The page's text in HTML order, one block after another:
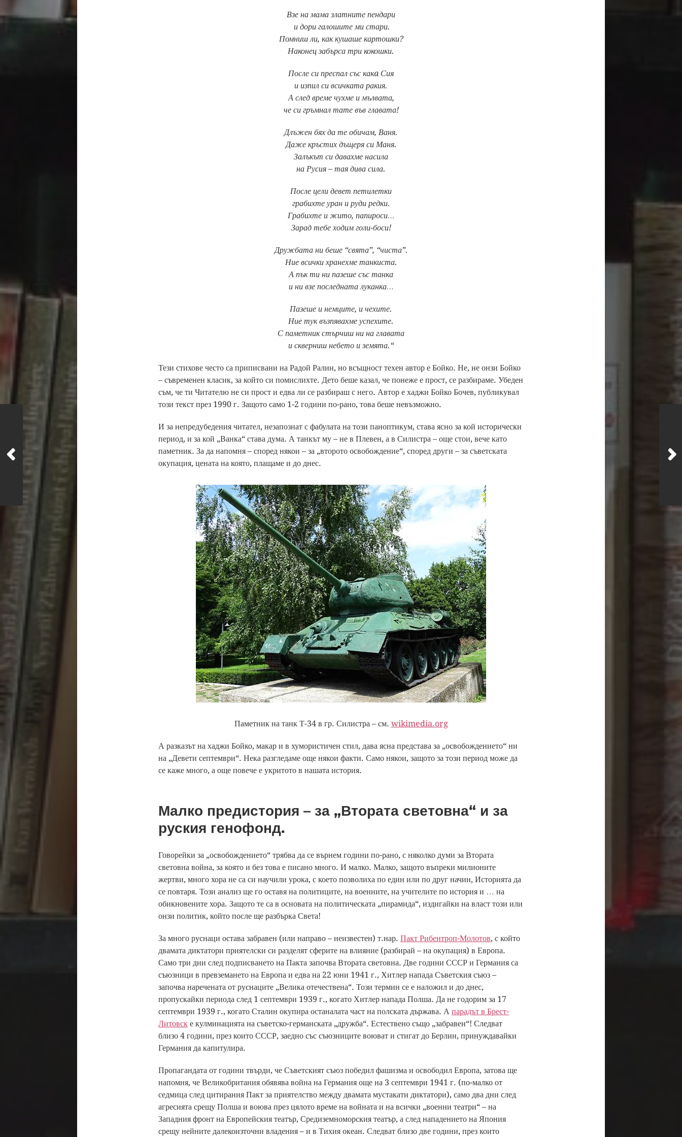
Взе на мама златните пендари
и дори галошите ми стари.
Помниш ли, как кушаше картошки?
Наконец забърса три кокошки.
После си преспал със какa Сия
и изпил си всичката ракия.
А след време чухме и мълвата,
че си гръмнал тате във главата!
Длъжен бях да те обичам, Ваня.
Даже кръстих дъщеря си Маня.
Залъкът си давахме насила
на Русия – тая дива сила.
После цели девет петилетки
грабихте уран и руди редки.
Грабихте и жито, папироси…
Зарад тебе ходим голи-боси!
Дружбата ни беше “свята”, “чиста”.
Ние всички хранехме танкиста.
А пък ти ни пазеше със танка
и ни взе последната луканка…
Пазеше и немците, и чехите.
Ние тук възпявахме успехите.
С паметник стърчиш ни на главата
и скверниш небето и земята.“
Тези стихове често са приписвани на Радой Ралин, но всъщност техен автор е Бойко. Не, не онзи Бойко
– съвременен класик, за който си помислихте. Дето беше казал, че понеже е прост, се разбираме. Убеден
съм, че ти Читателю не си прост и едва ли се разбираш с него. Автор е хаджи Бойко Бочев, публикувал
този текст през 1990 г. Защото само 1-2 години по-рано, това беше невъзможно.
И за непредубедения читател, незапознат с фабулата на този паноптикум, става ясно за кой исторически
период, и за кой „Ванка“ става дума. А танкът му – не в Плевен, а в Силистра – още стои, вече като
паметник. За да напомня – според някои – за „второто освобождение“, според други – за съветската
окупация, цената на която, плащаме и до днес.
Паметник на танк Т-34 в гр. Силистра – см. wikimedia.org
А разказът на хаджи Бойко, макар и в хумористичен стил, дава ясна представа за „освобождението“ ни
на „Девети септември“. Нека разгледаме още някои факти. Само някои, защото за този период може да
се каже много, а още повече е укритото в нашата история.
Малко предистория – за „Втората световна“ и за
руския генофонд.
Говорейки за „освобождението“ трябва да се върнем години по-рано, с няколко думи за Втората
световна война, за която и без това е писано много. И малко. Малко, защото въпреки милионите
жертви, много хора не са си научили урока, с което позволиха по един или по друг начин, Историята да
се повтаря. Този анализ ще го оставя на политиците, на военните, на учителите по история и … на
обикновените хора. Защото те са в основата на политическата „пирамида“, издигайки на власт този или
онзи политик, който после ще разбърка Света!
За много руснаци остава забравен (или направо – неизвестен) т.нар. Пакт Рибентроп-Молотов, с който
двамата диктатори приятелски си разделят сферите на влияние (разбирай – на окупация) в Европа.
Само три дни след подписването на Пакта започва Втората световна. Две години СССР и Германия са
съюзници в превземането на Европа и едва на 22 юни 1941 г., Хитлер напада Съветския съюз –
започва наречената от руснаците „Велика отечествена“. Този термин се е наложил и до днес,
пропускайки периода след 1 септември 1939 г., когато Хитлер напада Полша. Да не годорим за 17
септември 1939 г., когато Сталин окупира останалата част на полската държава. А парадът в Брест-
Литовск е кулминацията на съветско-германската „дружба“. Естествено също „забравен“! Следват
близо 4 години, през които СССР, заедно със съюзниците воюват и стигат до Берлин, принуждавайки
Германия да капитулира.
Пропагандата от години твърди, че Съветският съюз победил фашизма и освободил Европа, затова ще
напомня, че Великобритания обявява война на Германия още на 3 септември 1941 г. (по-малко от
седмица след цитирания Пакт за приятелство между двамата мустакати диктатори), само два дни след
агресията срещу Полша и воюва през цялото време на войната и на всички „военни театри“ – на
Западния фронт на Европейския театър, Средиземноморския театър, а след нападението на Япония
срещу нейните далекоизточни владения – и в Тихия океан. Следват близо две години, през които